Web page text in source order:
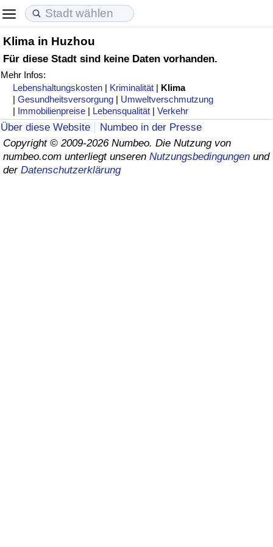
Klima in Huzhou
Für diese Stadt sind keine Daten vorhanden.
Mehr Infos:
Lebenshaltungskosten | Kriminalität | Klima
|Gesundheitsversorgung | Umweltverschmutzung
| Immobilienpreise | Lebensqualität |Verkehr
Über diese Website
Numbeo in der Presse
Copyright © 2009-2026 Numbeo. Die Nutzung von
numbeo.com unterliegt unseren Nutzungsbedingungen und
der Datenschutzerklärung
Lebenshaltungskosten
Lebenshaltungskosten-Index (aktuell)
Lebenshaltungskosten-Index
Lebenshaltungskosten-Index nach Land
in Akaba
Immobilienpreise
Immobilienpreis-Index (aktuell)
Immobilienpreis-Index
Immobilienpreis-Index nach Land
Lebensqualität
Lebensqualität-Index
Lebensqualität-Index (aktuell)
Lebensqualitätsindex nach Land
Kriminalität